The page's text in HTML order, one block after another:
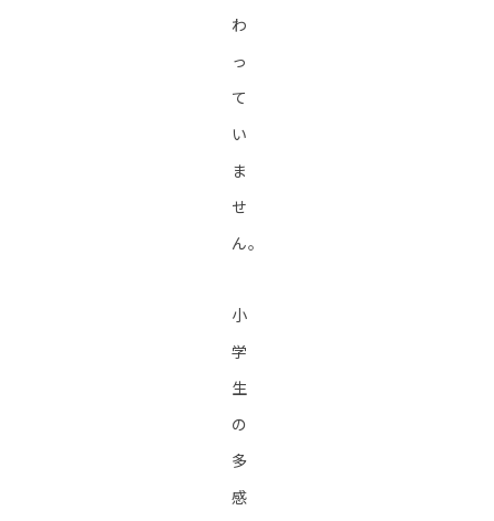
わ
っ
て
い
ま
せ
ん。
小
学
生
の
多
感